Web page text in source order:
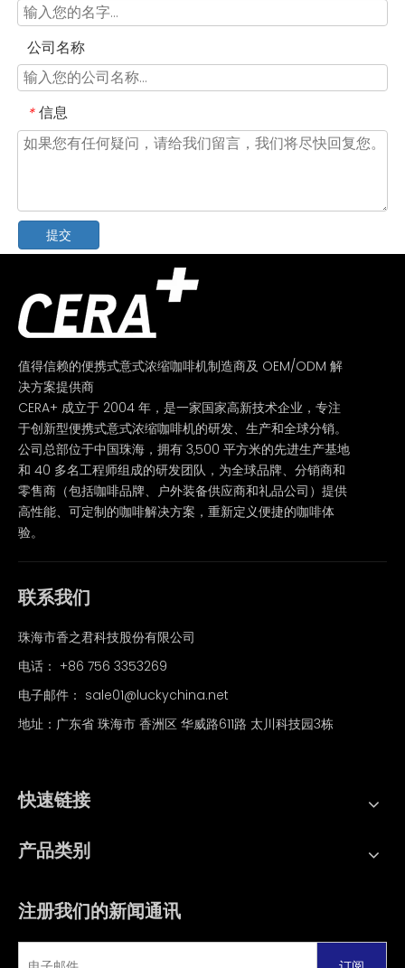
公司名称
* 信息
提交
值得信赖的便携式意式浓缩咖啡机制造商及 OEM/ODM 解
决方案提供商
CERA+ 成立于 2004 年，是一家国家高新技术企业，专注
于创新型便携式意式浓缩咖啡机的研发、生产和全球分销。
公司总部位于中国珠海，拥有 3,500 平方米的先进生产基地
和 40 多名工程师组成的研发团队，为全球品牌、分销商和
零售商（包括咖啡品牌、户外装备供应商和礼品公司）提供
高性能、可定制的咖啡解决方案，重新定义便捷的咖啡体
验。
联系我们
珠海市香之君科技股份有限公司
电话： +86 756 3353269
电子邮件： sale01@luckychina.net
地址：广东省 珠海市 香洲区 华威路611路 太川科技园3栋
快速链接
产品类别
注册我们的新闻通讯